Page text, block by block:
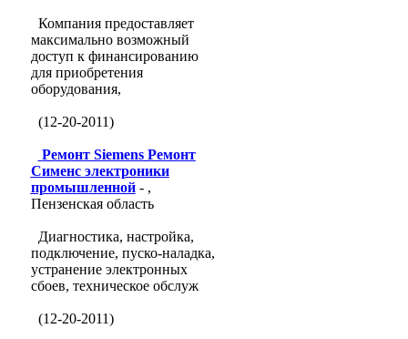
Компания предоставляет
максимально возможный
доступ к финансированию
для приобретения
оборудования,
(12-20-2011)
Ремонт Siemens Ремонт
Сименс электроники
промышленной- ,
Пензенская область
Диагностика, настройка,
подключение, пуско-наладка,
устранение электронных
сбоев, техническое обслуж
(12-20-2011)